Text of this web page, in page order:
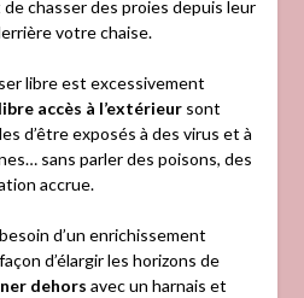
chasser des proies depuis leur
votre chaise.
libre est excessivement
libre accès à l’extérieur sont
d’être exposés à des virus et à
sans parler des poisons, des
accrue.
d’un enrichissement
d’élargir les horizons de
dehors avec un harnais et